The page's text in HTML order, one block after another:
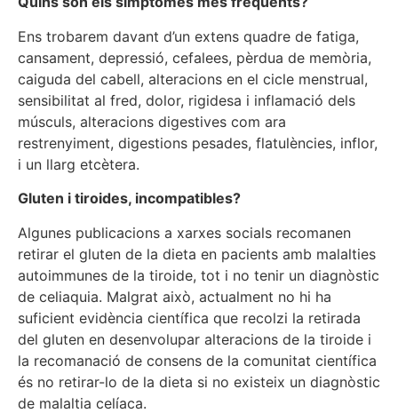
Ens trobarem davant d’un extens quadre de fatiga,
cansament, depressió, cefalees, pèrdua de memòria,
caiguda del cabell, alteracions en el cicle menstrual,
sensibilitat al fred, dolor, rigidesa i inflamació dels
músculs, alteracions digestives com ara
restrenyiment, digestions pesades, flatulències, inflor,
i un llarg etcètera.
Gluten i tiroides, incompatibles?
Algunes publicacions a xarxes socials recomanen
retirar el gluten de la dieta en pacients amb malalties
autoimmunes de la tiroide, tot i no tenir un diagnòstic
de celiaquia. Malgrat això, actualment no hi ha
suficient evidència científica que recolzi la retirada
del gluten en desenvolupar alteracions de la tiroide i
la recomanació de consens de la comunitat científica
és no retirar-lo de la dieta si no existeix un diagnòstic
de malaltia celíaca.